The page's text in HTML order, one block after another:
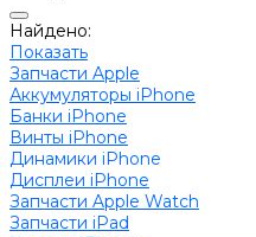
Найдено:
Показать
Запчасти Apple
Аккумуляторы iPhone
Банки iPhone
Винты iPhone
Динамики iPhone
Дисплеи iPhone
Запчасти Apple Watch
Запчасти iPad